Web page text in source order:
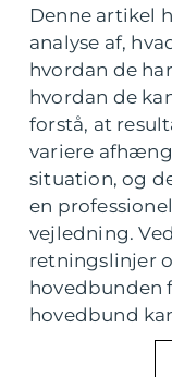
Denne artikel
analyse af,
hvordan de
hvordan de
forstå, at
variere
situation, og
en
vejledning.
retningslinjer
hovedbunden
hovedbund